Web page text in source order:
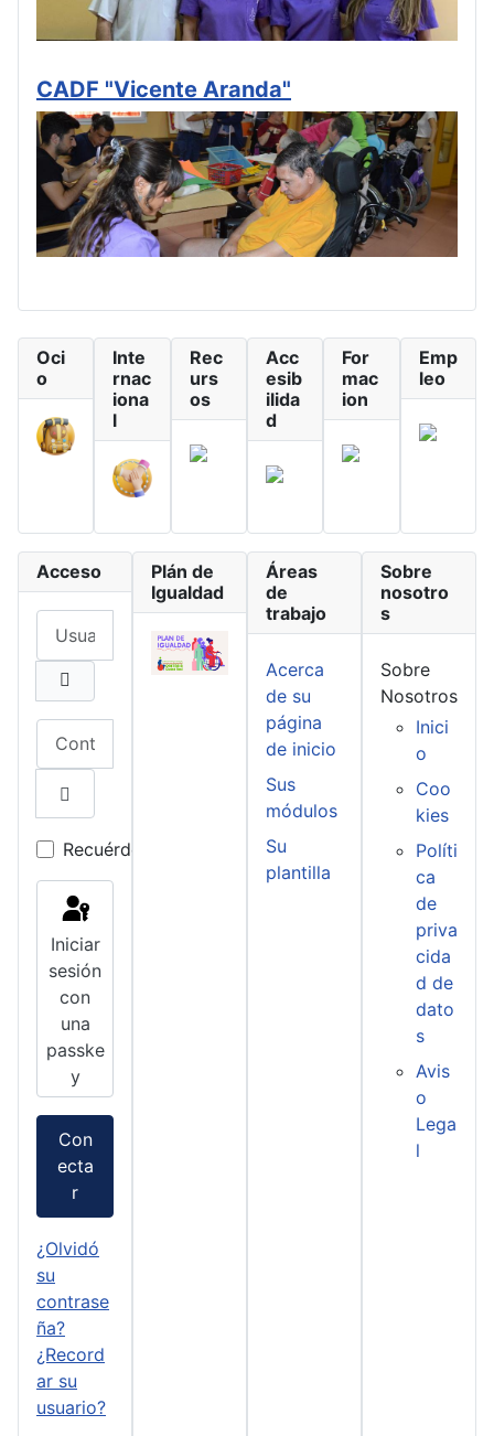
CADF "Vicente Aranda"
Oci
o
Inte
rnac
iona
l
Rec
urs
os
Acc
esib
ilida
d
For
mac
ion
Emp
leo
Acceso
Mostrar contraseña
Recuérdeme
Iniciar
sesión
con
una
passke
y
Con
ecta
r
¿Olvidó
su
contrase
ña?
¿Record
ar su
usuario?
Plán de
Igualdad
Áreas
de
trabajo
Acerca
de su
página
de inicio
Sus
módulos
Su
plantilla
Sobre
nosotro
s
Sobre
Nosotros
Inici
o
Coo
kies
Políti
ca
de
priva
cida
d de
dato
s
Avis
o
Lega
l